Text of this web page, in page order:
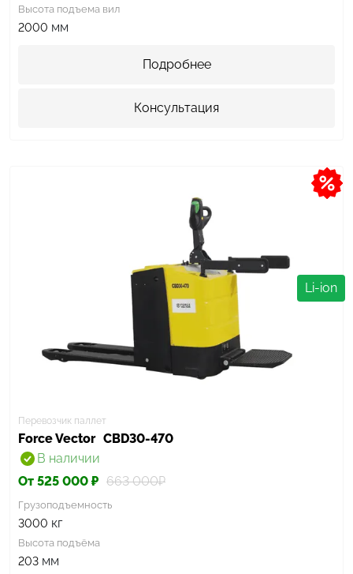
Высота подъема вил
2000 мм
Подробнее
Консультация
Li-ion
Перевозчик паллет
Force Vector CBD30-470
В наличии
От 525 000 ₽ 663 000₽
Грузоподъемность
3000 кг
Высота подъёма
203 мм